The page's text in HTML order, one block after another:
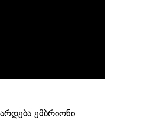
ემბრიონი